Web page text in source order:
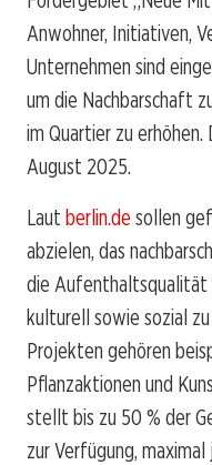
Anwohner, Initiativen,
Unternehmen sind
um die Nachbarschaft
im Quartier zu
August 2025.
Laut berlin.de sollen
abzielen, das
die Aufenthaltsqualität
kulturell sowie sozial
Projekten gehören
Pflanzaktionen und
stellt bis zu 50 % der
zur Verfügung,